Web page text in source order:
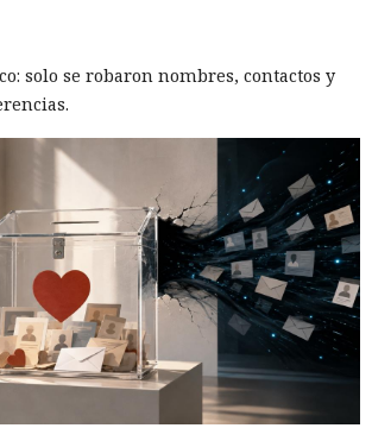
durante
ajeno por tu red
doméstica.
ha decidido ponerle fin.
solo se robaron nombres, contactos y